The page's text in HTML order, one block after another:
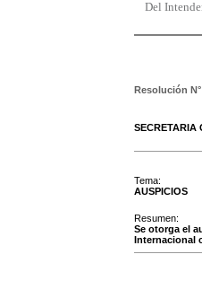
Del
Resolución N°
SECRETARIA
Tema:
AUSPICIOS
Resumen:
Se otorga el
Internacional